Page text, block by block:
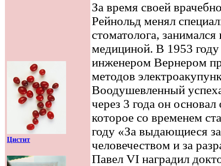
Цистит
За время своей
Рейнольд менял
стоматолога,
медициной. В 1953
инженером Вернером
методов
Воодушевленный
через 3 года он
которое со временем
году «За выдающиеся
человечеством и за
Павел VI наградил